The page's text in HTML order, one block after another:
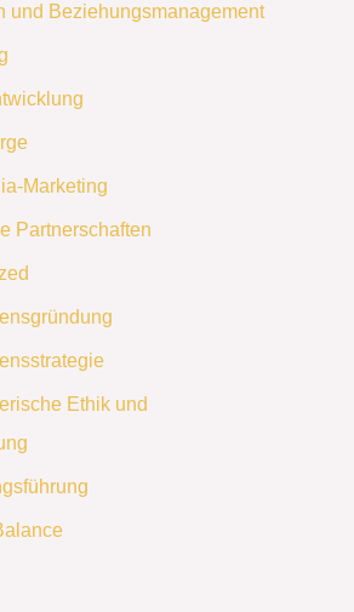
und Beziehungsmanagement
Marketing
Partnerschaften
Ethik und